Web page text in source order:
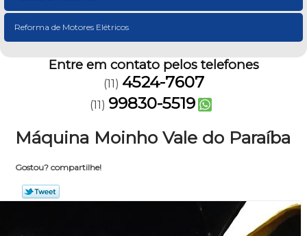
Reforma de Motores Elétricos
Entre em contato pelos telefones
(11) 4524-7607
(11) 99830-5519
Máquina Moinho Vale do Paraíba
Gostou? compartilhe!